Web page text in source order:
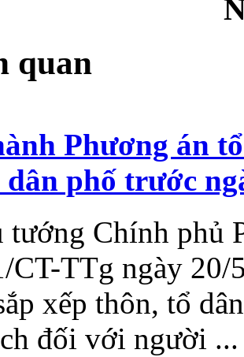
quan
Phương án
phố trước
tướng Chính phủ
CT-TTg ngày
xếp thôn, tổ
đối với người ...